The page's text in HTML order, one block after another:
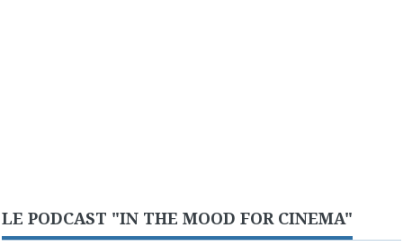
LE PODCAST "IN THE MOOD FOR CINEMA"